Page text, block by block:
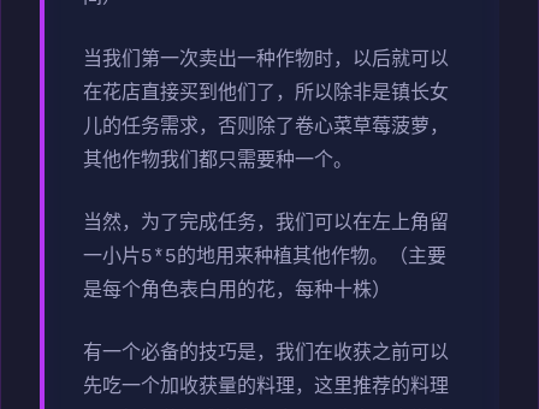
当我们第一次卖出一种作物时，以后就可以
在花店直接买到他们了，所以除非是镇长女
儿的任务需求，否则除了卷心菜草莓菠萝，
其他作物我们都只需要种一个。
当然，为了完成任务，我们可以在左上角留
一小片5*5的地用来种植其他作物。（主要
是每个角色表白用的花，每种十株）
有一个必备的技巧是，我们在收获之前可以
先吃一个加收获量的料理，这里推荐的料理